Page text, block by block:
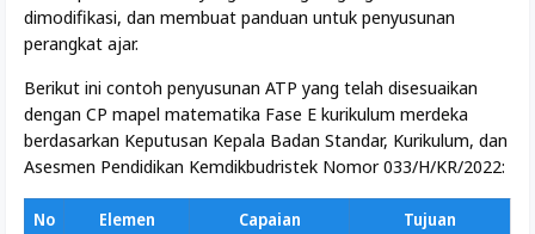
dimodifikasi, dan membuat panduan untuk penyusunan
perangkat ajar.
Berikut ini contoh penyusunan ATP yang telah disesuaikan
dengan CP mapel matematika Fase E kurikulum merdeka
berdasarkan Keputusan Kepala Badan Standar, Kurikulum, dan
Asesmen Pendidikan Kemdikbudristek Nomor 033/H/KR/2022:
No
Elemen
Capaian
Tujuan